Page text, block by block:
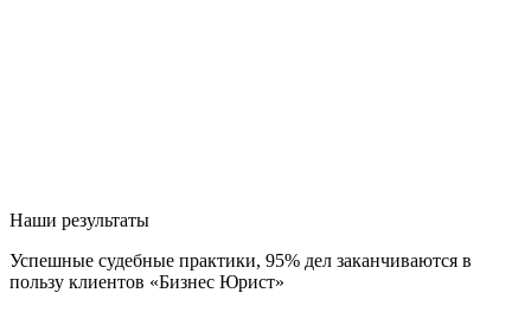
Наши результаты
Успешные судебные практики, 95% дел заканчиваются в
пользу клиентов «Бизнес Юрист»